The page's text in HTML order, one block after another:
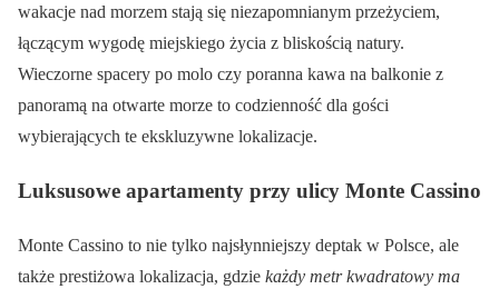
wakacje nad morzem stają się niezapomnianym przeżyciem,
łączącym wygodę miejskiego życia z bliskością natury.
Wieczorne spacery po molo czy poranna kawa na balkonie z
panoramą na otwarte morze to codzienność dla gości
wybierających te ekskluzywne lokalizacje.
Luksusowe apartamenty przy ulicy Monte Cassino
Monte Cassino to nie tylko najsłynniejszy deptak w Polsce, ale
także prestiżowa lokalizacja, gdzie każdy metr kwadratowy ma